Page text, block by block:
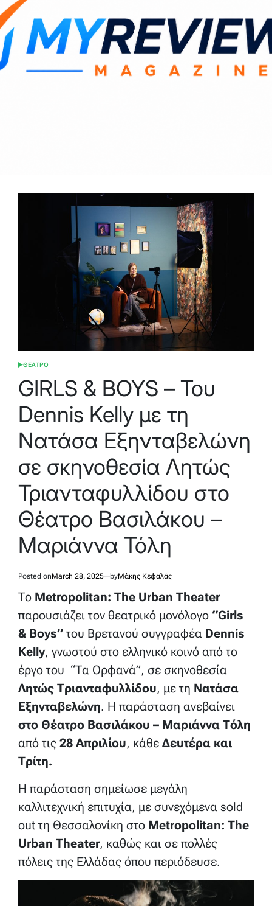
POSTED
ΘΕΑΤΡΟ
GIRLS & BOYS – Του
Dennis Kelly με τη
Νατάσα Εξηνταβελώνη
σε σκηνοθεσία Λητώς
Τριανταφυλλίδου στο
Θέατρο Βασιλάκου –
Μαριάννα Τόλη
Posted onMarch 28, 2025 byΜάκης Κεφαλάς
Το Metropolitan: The Urban Theater
παρουσιάζει τον θεατρικό μονόλογο “Girls
& Boys” του Βρετανού συγγραφέα Dennis
Kelly, γνωστού στο ελληνικό κοινό από το
έργο του “Τα Ορφανά”, σε σκηνοθεσία
Λητώς Τριανταφυλλίδου, με τη Νατάσα
Εξηνταβελώνη. Η παράσταση ανεβαίνει
στο Θέατρο Βασιλάκου – Μαριάννα Τόλη
από τις 28 Απριλίου, κάθε Δευτέρα και
Τρίτη.
Η παράσταση σημείωσε μεγάλη
καλλιτεχνική επιτυχία, με συνεχόμενα sold
out τη Θεσσαλονίκη στο Metropolitan: The
Urban Theater, καθώς και σε πολλές
πόλεις της Ελλάδας όπου περιόδευσε.